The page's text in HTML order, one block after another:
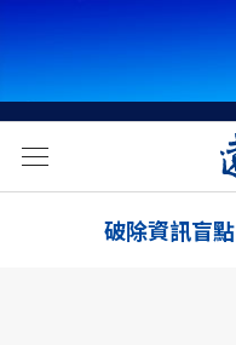
破除資訊盲點